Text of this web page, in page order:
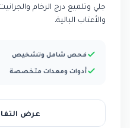
جلي وتلميع درج الرخام
والأعتاب البالية.
فحص شامل وتشخيص
أدوات ومعدات متخصصة
عرض